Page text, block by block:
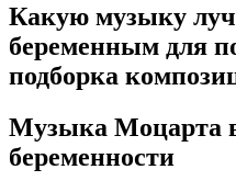
Какую музыку
беременным для
подборка
Музыка Моцарта
беременности